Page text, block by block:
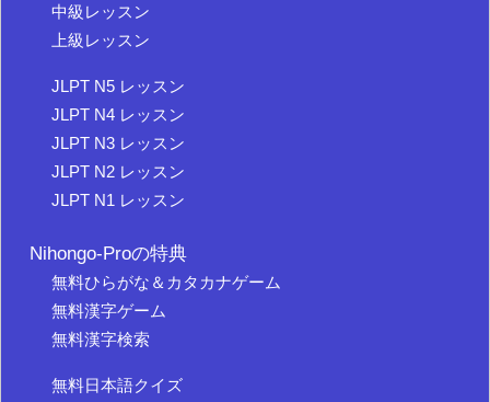
中級レッスン
上級レッスン
JLPT N5 レッスン
JLPT N4 レッスン
JLPT N3 レッスン
JLPT N2 レッスン
JLPT N1 レッスン
Nihongo-Proの特典
無料ひらがな＆カタカナゲーム
無料漢字ゲーム
無料漢字検索
無料日本語クイズ